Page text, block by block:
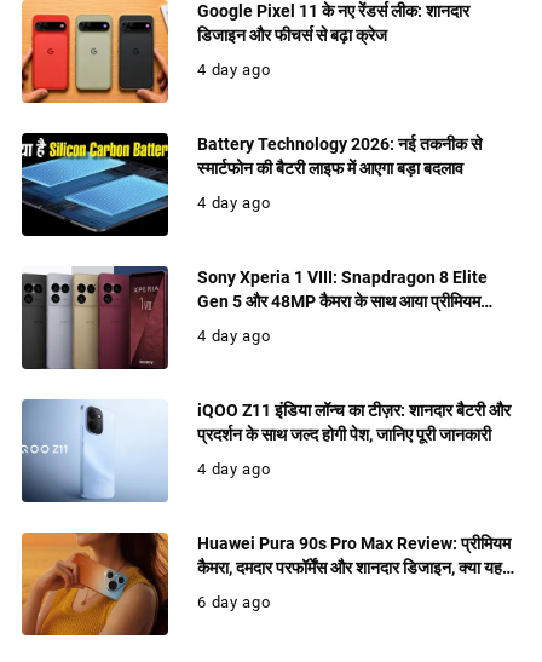
Google Pixel 11 के नए रेंडर्स लीक: शानदार
डिजाइन और फीचर्स से बढ़ा क्रेज
4 day ago
Battery Technology 2026: नई तकनीक से
स्मार्टफोन की बैटरी लाइफ में आएगा बड़ा बदलाव
4 day ago
Sony Xperia 1 VIII: Snapdragon 8 Elite
Gen 5 और 48MP कैमरा के साथ आया प्रीमियम
फ्लैगशिप, जानिए फीचर्स
4 day ago
iQOO Z11 इंडिया लॉन्च का टीज़र: शानदार बैटरी और
प्रदर्शन के साथ जल्द होगी पेश, जानिए पूरी जानकारी
4 day ago
Huawei Pura 90s Pro Max Review: प्रीमियम
कैमरा, दमदार परफॉर्मेंस और शानदार डिजाइन, क्या यह
खरीदने लायक फ्लैगशिप है?
6 day ago